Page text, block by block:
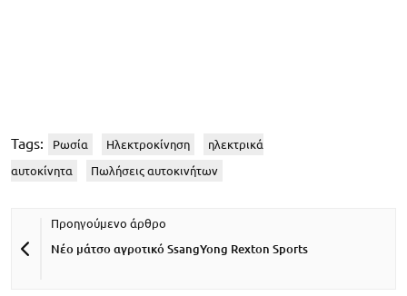
Tags: Ρωσία Ηλεκτροκίνηση ηλεκτρικά
αυτοκίνητα Πωλήσεις αυτοκινήτων
Νέο μάτσο αγροτικό SsangYong Rexton Sports